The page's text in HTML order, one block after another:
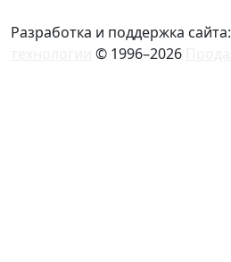
Разработка и поддержка сайта:
© 1996–2026